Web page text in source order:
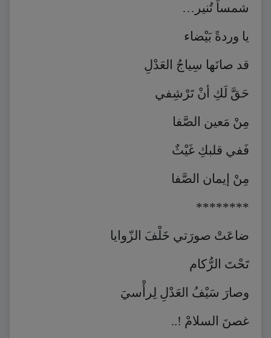
شمساً تُنير…
يا وردةً بَيْضاء
قد صانَها سِياجُ العَدْلِ
حَقَّ لَكِ أنْ تَرْشِفي
مِنْ مَعين الصَّفا
فَفي قلبكِ غَيْثٌ
مِنْ إيمان الصَّفا
********
ضاعَتْ صورَتي خَلْفَ الزّوايا
تَحْتَ الرُّكام
وصارَ سَيْفُ العَدْلِ لِرأْسيَ
غصنَ السلامْ !..